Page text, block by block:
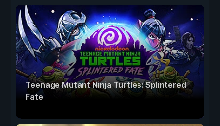
Teenage Mutant Ninja Turtles: Splintered
Fate